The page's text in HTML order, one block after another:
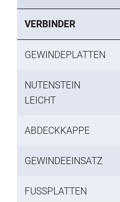
VERBINDER
GEWINDEPLATTEN
NUTENSTEIN
LEICHT
ABDECKKAPPE
GEWINDEEINSATZ
FUSSPLATTEN